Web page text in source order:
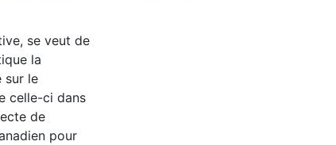
se veut de
la
sur le
celle-ci dans
de
pour